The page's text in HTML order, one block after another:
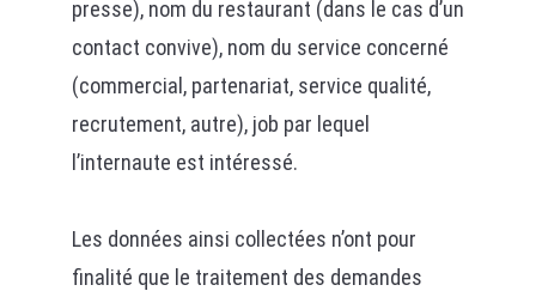
presse), nom du restaurant (dans le cas d’un
contact convive), nom du service concerné
(commercial, partenariat, service qualité,
recrutement, autre), job par lequel
l’internaute est intéressé.
Les données ainsi collectées n’ont pour
finalité que le traitement des demandes